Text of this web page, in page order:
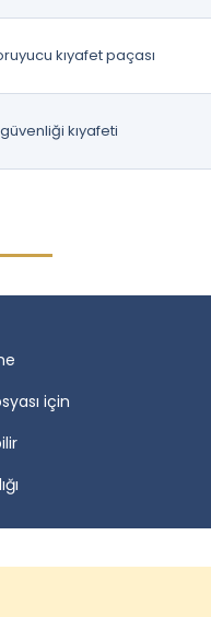
kıyafet paçası
kıyafeti
için